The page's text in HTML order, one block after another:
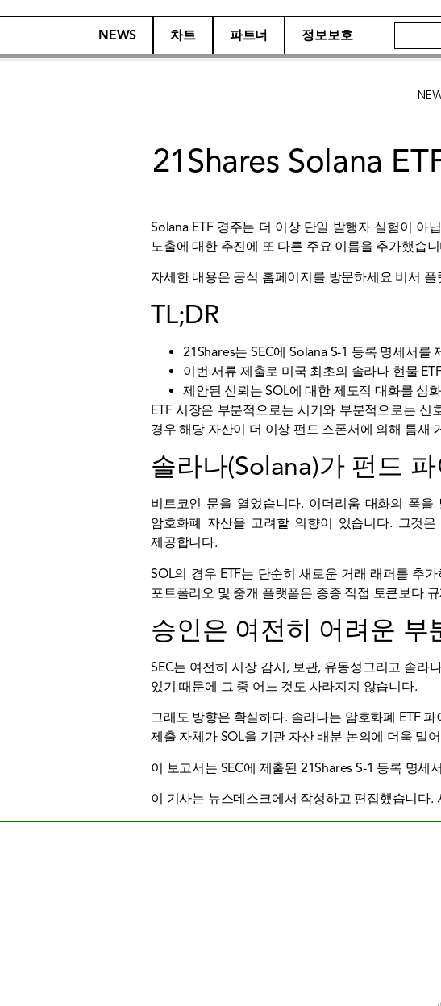
NEWS 차트 파트너 정보보호
21Shares Solana
Solana ETF 경주는 더 이상 단일 발행자 실험이 아
노출에 대한 추진에 또 다른 주요 이름을 추가했습
자세한 내용은 공식 홈페이지를 방문하세요 비서 플
TL;DR
21Shares는 SEC에 Solana S-1 등록 명세서를
이번 서류 제출로 미국 최초의 솔라나 현물
제안된 신뢰는 SOL에 대한 제도적 대화를 심
ETF 시장은 부분적으로는 시기와 부분적으로는
경우 해당 자산이 더 이상 펀드 스폰서에 의해 틈새
솔라나(Solana)가 펀드
비트코인 문을 열었습니다. 이더리움 대화의 폭을
암호화폐 자산을 고려할 의향이 있습니다. 그것
제공합니다.
SOL의 경우 ETF는 단순히 새로운 거래 래퍼를 추
포트폴리오 및 중개 플랫폼은 종종 직접 토큰보다
승인은 여전히 ​​어려운 부
SEC는 여전히 시장 감시, 보관, 유동성그리고 솔라
있기 때문에 그 중 어느 것도 사라지지 않습니다.
그래도 방향은 확실하다. 솔라나는 암호화폐 ETF
제출 자체가 SOL을 기관 자산 배분 논의에 더욱 밀
이 보고서는 SEC에 제출된 21Shares S-1 등록 명세
이 기사는 뉴스데스크에서 작성하고 편집했습니다.